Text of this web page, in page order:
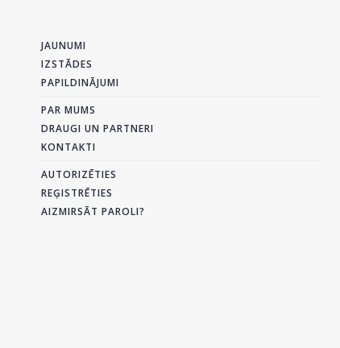
JAUNUMI
IZSTĀDES
PAPILDINĀJUMI
PAR MUMS
DRAUGI UN PARTNERI
KONTAKTI
AUTORIZĒTIES
REĢISTRĒTIES
AIZMIRSĀT PAROLI?